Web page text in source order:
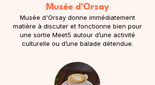
Musée d'Orsay
Musée d'Orsay donne immédiatement
matière à discuter et fonctionne bien pour
une sortie Meet5 autour d’une activité
culturelle ou d’une balade détendue.